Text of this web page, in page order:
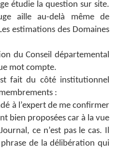
étudie la question sur site.
aille au-delà même de
estimations des Domaines
du Conseil départemental
mot compte.
fait du côté institutionnel
:
à l’expert de me confirmer
bien proposées car à la vue
ce n’est pas le cas. Il
de la délibération qui